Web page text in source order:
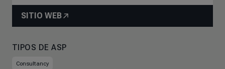
SITIO WEB
TIPOS DE ASP
Consultancy